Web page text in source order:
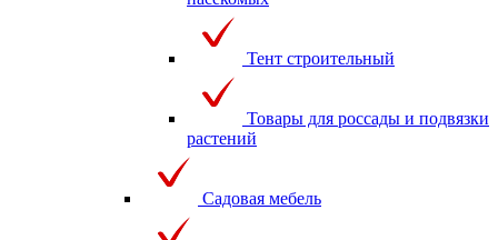
Тент строительный
Товары для россады и подвязки
растений
Садовая мебель